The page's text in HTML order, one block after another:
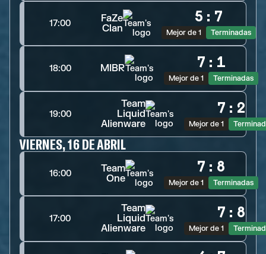
17:00
FaZe
Clan
5 : 7
Mejor de 1 Terminadas
18:00 MIBR 7 : 1
Mejor de 1 Terminadas
19:00
Team
Liquid
Alienware
7 : 2
Mejor de 1
VIERNES, 16 DE ABRIL
16:00
Team
One
7 : 8
Mejor de 1 Terminadas
17:00
Team
Liquid
Alienware
7 : 8
Mejor de 1